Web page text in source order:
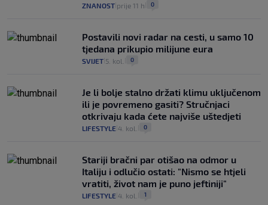
ZNANOST prije 11 h 0
Postavili novi radar na cesti, u samo 10
tjedana prikupio milijune eura
SVIJET 5. kol. 0
Je li bolje stalno držati klimu uključenom
ili je povremeno gasiti? Stručnjaci
otkrivaju kada ćete najviše uštedjeti
LIFESTYLE 4. kol. 0
Stariji bračni par otišao na odmor u
Italiju i odlučio ostati: "Nismo se htjeli
vratiti, život nam je puno jeftiniji"
LIFESTYLE 4. kol. 1